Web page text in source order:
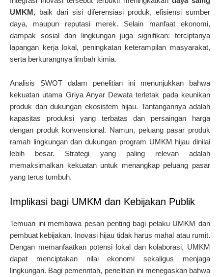
UMKM, baik dari sisi diferensiasi produk, efisiensi sumber
daya, maupun reputasi merek. Selain manfaat ekonomi,
dampak sosial dan lingkungan juga signifikan: terciptanya
lapangan kerja lokal, peningkatan keterampilan masyarakat,
serta berkurangnya limbah kimia.
Analisis SWOT dalam penelitian ini menunjukkan bahwa
kekuatan utama Griya Anyar Dewata terletak pada keunikan
produk dan dukungan ekosistem hijau. Tantangannya adalah
kapasitas produksi yang terbatas dan persaingan harga
dengan produk konvensional. Namun, peluang pasar produk
ramah lingkungan dan dukungan program UMKM hijau dinilai
lebih besar. Strategi yang paling relevan adalah
memaksimalkan kekuatan untuk menangkap peluang pasar
yang terus tumbuh.
Implikasi bagi UMKM dan Kebijakan Publik
Temuan ini membawa pesan penting bagi pelaku UMKM dan
pembuat kebijakan. Inovasi hijau tidak harus mahal atau rumit.
Dengan memanfaatkan potensi lokal dan kolaborasi, UMKM
dapat menciptakan nilai ekonomi sekaligus menjaga
lingkungan. Bagi pemerintah, penelitian ini menegaskan bahwa